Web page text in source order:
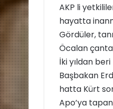
AKP li
hayatta
Gördüler,
Öcalan
İki yıldan
Başbakan
hatta Kürt
Apo’ya